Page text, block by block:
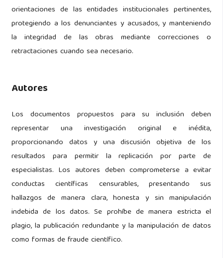
orientaciones de las entidades institucionales pertinentes,
protegiendo a los denunciantes y acusados, y manteniendo
la integridad de las obras mediante correcciones o
retractaciones cuando sea necesario.
Autores
Los documentos propuestos para su inclusión deben
representar una investigación original e inédita,
proporcionando datos y una discusión objetiva de los
resultados para permitir la replicación por parte de
especialistas. Los autores deben comprometerse a evitar
conductas científicas censurables, presentando sus
hallazgos de manera clara, honesta y sin manipulación
indebida de los datos. Se prohíbe de manera estricta el
plagio, la publicación redundante y la manipulación de datos
como formas de fraude científico.